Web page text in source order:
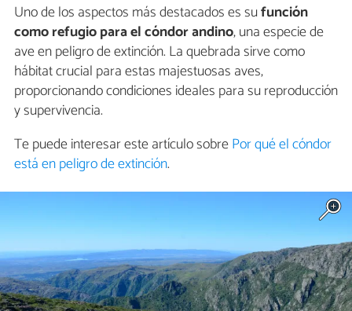
Uno de los aspectos más destacados es sufunción
como refugio para el cóndor andino, una especie de
ave en peligro de extinción. La quebrada sirve como
hábitat crucial para estas majestuosas aves,
proporcionando condiciones ideales para su reproducción
y supervivencia.
Te puede interesar este artículo sobrePor qué el cóndor
está en peligro de extinción.